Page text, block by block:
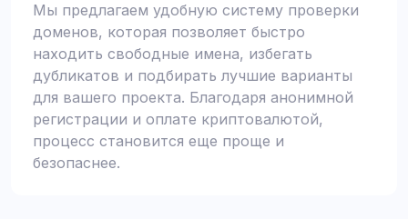
Мы предлагаем удобную систему проверки
доменов, которая позволяет быстро
находить свободные имена, избегать
дубликатов и подбирать лучшие варианты
для вашего проекта. Благодаря анонимной
регистрации и оплате криптовалютой,
процесс становится еще проще и
безопаснее.